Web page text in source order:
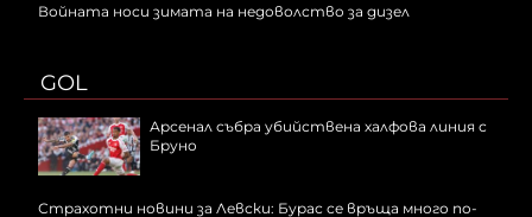
Войната носи зимата на недоволство за дизел
GOL
Арсенал събра убийствена халфова линия с
Бруно
Страхотни новини за Левски: Бурас се връща много по-